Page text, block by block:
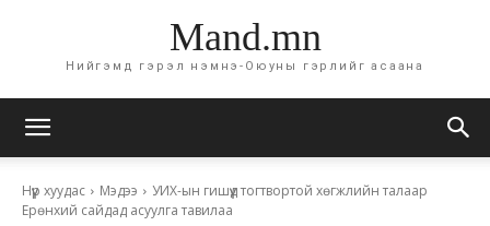
Mand.mn
Нийгэмд гэрэл нэмнэ-Оюуны гэрлийг асаана
Нүүр хуудас Мэдээ
УИХ-ын гишүүд тогтвортой хөгжлийн талаар
Ерөнхий сайдад асуулга тавилаа